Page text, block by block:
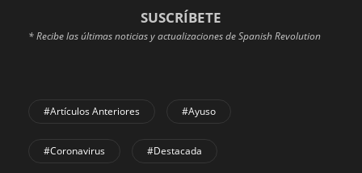
SUSCRÍBETE
* Recibe las últimas noticias y actualizaciones de Spanish Revolution
#Artículos Anteriores #Ayuso
#coronavirus #Destacada